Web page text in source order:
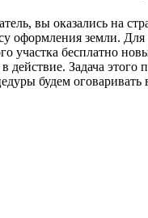
вы оказались на
оформления земли. Для
участка бесплатно
действие. Задача этого
будем оговаривать